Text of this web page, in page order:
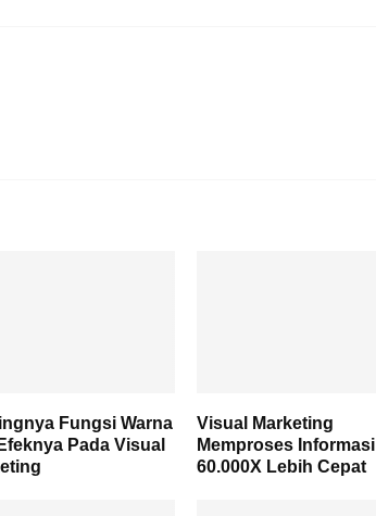
Fungsi Warna
Pada Visual
Visual Marketing
Memproses Informasi
60.000X Lebih Cepat